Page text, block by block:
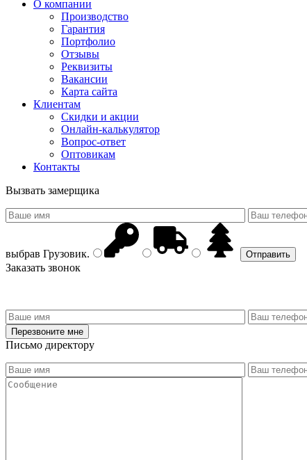
О компании
Производство
Гарантия
Портфолио
Отзывы
Реквизиты
Вакансии
Карта сайта
Клиентам
Скидки и акции
Онлайн-калькулятор
Вопрос-ответ
Оптовикам
Контакты
Вызвать замерщика
выбрав Грузовик.
Заказать звонок
Письмо директору